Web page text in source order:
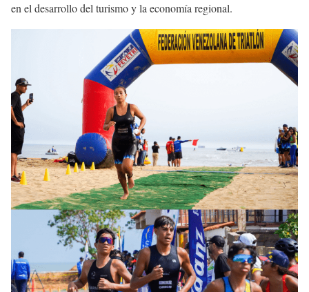
en el desarrollo del turismo y la economía regional.